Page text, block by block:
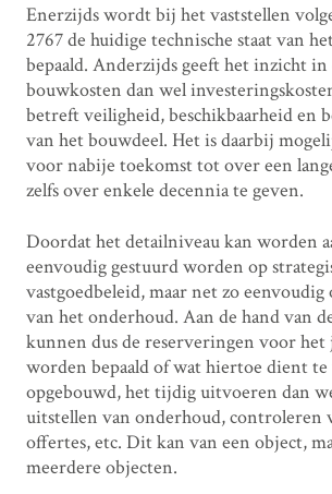
Enerzijds wordt bij het vaststellen
2767 de huidige technische staat van
bepaald. Anderzijds geeft het inzicht in
bouwkosten dan wel
betreft veiligheid, beschikbaarheid en
van het bouwdeel. Het is daarbij
voor nabije toekomst tot over een
zelfs over enkele decennia te geven.
Doordat het detailniveau kan worden
eenvoudig gestuurd worden op
vastgoedbeleid, maar net zo
van het onderhoud. Aan de hand van
kunnen dus de reserveringen voor het
worden bepaald of wat hiertoe dient
opgebouwd, het tijdig uitvoeren dan
uitstellen van onderhoud, controleren
offertes, etc. Dit kan van een object,
meerdere objecten.